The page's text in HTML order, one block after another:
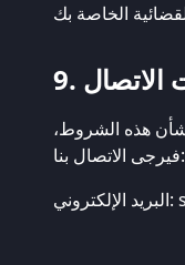
الاتصال
هذه الشروط،
فيرجى الاتصال بنا:
البريد الإلكتروني: